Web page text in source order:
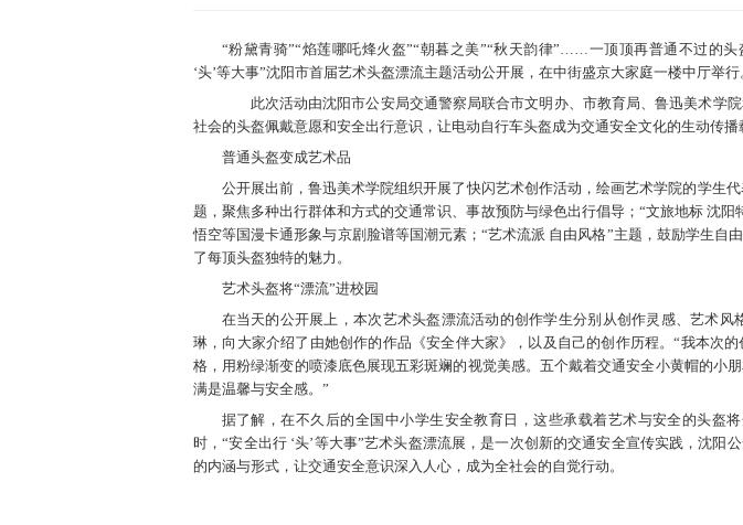
“粉黛青骑”“焰莲哪吒烽火盔”“朝暮之美”“秋天韵律”……一顶顶再普通不过的
‘头’等大事”沈阳市首届艺术头盔漂流主题活动公开展，在中街盛京大家庭一楼中厅举行
此次活动由沈阳市公安局交通警察局联合市文明办、市教育局、鲁迅美术学
社会的头盔佩戴意愿和安全出行意识，让电动自行车头盔成为交通安全文化的生动传播
普通头盔变成艺术品
公开展出前，鲁迅美术学院组织开展了快闪艺术创作活动，绘画艺术学院的学生
题，聚焦多种出行群体和方式的交通常识、事故预防与绿色出行倡导；“文旅地标 沈
悟空等国漫卡通形象与京剧脸谱等国潮元素；“艺术流派 自由风格”主题，鼓励学生
了每顶头盔独特的魅力。
艺术头盔将“漂流”进校园
在当天的公开展上，本次艺术头盔漂流活动的创作学生分别从创作灵感、艺术
琳，向大家介绍了由她创作的作品《安全伴大家》，以及自己的创作历程。“我本次
格，用粉绿渐变的喷漆底色展现五彩斑斓的视觉美感。五个戴着交通安全小黄帽的小
满是温馨与安全感。”
据了解，在不久后的全国中小学生安全教育日，这些承载着艺术与安全的头盔
时，“安全出行 ‘头’等大事”艺术头盔漂流展，是一次创新的交通安全宣传实践，沈
的内涵与形式，让交通安全意识深入人心，成为全社会的自觉行动。